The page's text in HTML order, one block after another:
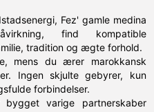
Fez' gamle medina
find kompatible
tradition og ægte forhold.
mens du ærer marokkansk
Ingen skjulte gebyrer, kun
forbindelser.
varige partnerskaber